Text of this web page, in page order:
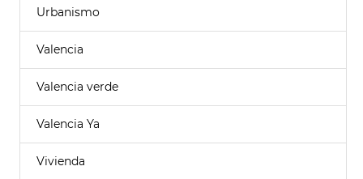
Urbanismo
Valencia
Valencia verde
Valencia Ya
Vivienda